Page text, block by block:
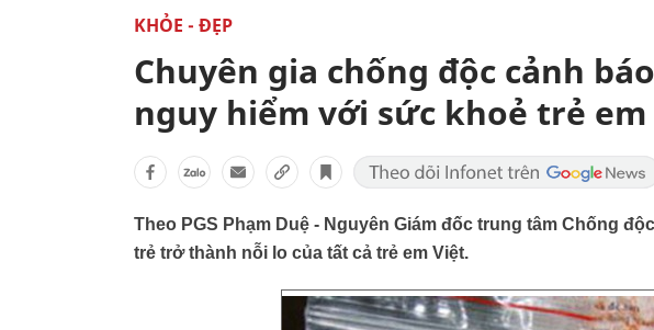
KHỎE - ĐẸP
Chuyên gia chống độc cảnh
nguy hiểm với sức khoẻ trẻ em
Theo PGS Phạm Duệ - Nguyên Giám đốc trung tâm Chống
trẻ trở thành nỗi lo của tất cả trẻ em Việt.